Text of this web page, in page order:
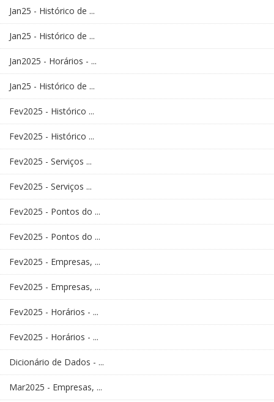
Jan25 - Histórico de ...
Jan25 - Histórico de ...
Jan2025 - Horários - ...
Jan25 - Histórico de ...
Fev2025 - Histórico ...
Fev2025 - Histórico ...
Fev2025 - Serviços ...
Fev2025 - Serviços ...
Fev2025 - Pontos do ...
Fev2025 - Pontos do ...
Fev2025 - Empresas, ...
Fev2025 - Empresas, ...
Fev2025 - Horários - ...
Fev2025 - Horários - ...
Dicionário de Dados - ...
Mar2025 - Empresas, ...